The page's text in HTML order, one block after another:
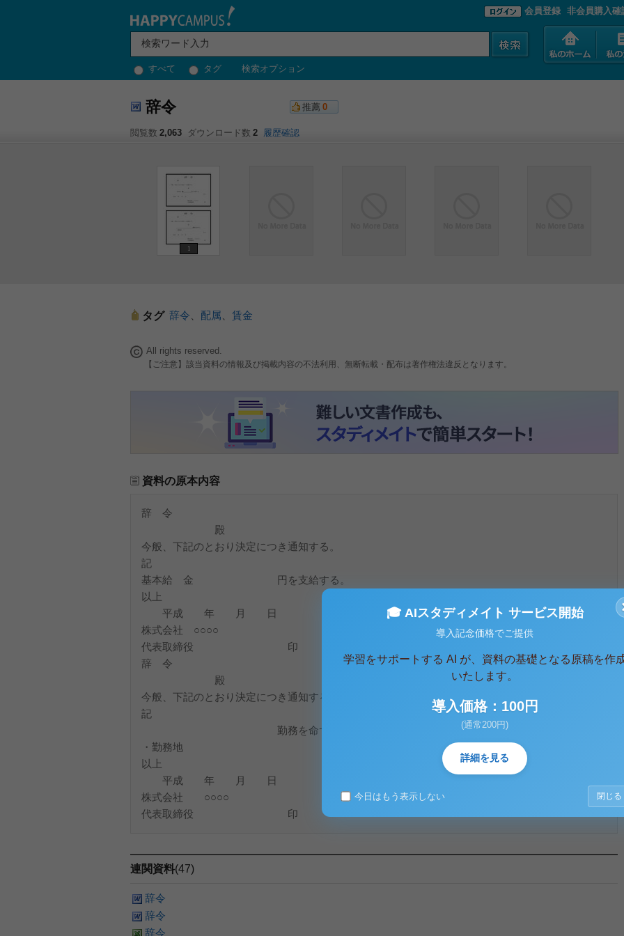
すべて タグ 検索オプション
会員登録 非会員購入確
辞令 推薦 0
閲覧数 2,063 ダウンロード数 2 履歴確認
1
タグ 辞令 配属 賃金
All rights reserved.
【ご注意】該当資料の情報及び掲載内容の不法利用、無断転載・配布は著作権法違反となります。
資料の原本内容
辞 令
殿
今般、下記のとおり決定につき通知する。
記
基本給 金 円を支給する。
以上
平成 年 月 日
株式会社 ○○○○
代表取締役 印
辞 令
殿
今般、下記のとおり決定につき通知する。
記
勤務を命ずる。
・勤務地
以上
平成 年 月 日
株式会社 ○○○○
代表取締役 印
連関資料(47)
辞令
辞令
辞令
🎓 AIスタディメイト サービス開始
導入記念価格でご提供
学習をサポートする AI が、資料の基礎となる原稿を作
いたします。
導入価格：100円
(通常200円)
詳細を見る
今日はもう表示しない 閉じる